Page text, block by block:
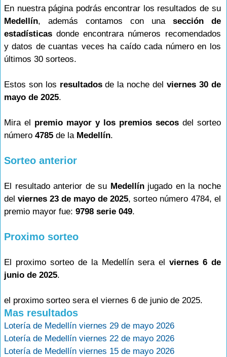
En nuestra página podrás encontrar los resultados de su
Medellín, además contamos con una sección de
estadísticas donde encontrara números recomendados
y datos de cuantas veces ha caído cada número en los
últimos 30 sorteos.
Estos son los resultadosde la noche del viernes 30 de
mayo de 2025.
Mira el premio mayor y los premios secosdel sorteo
número 4785 de la Medellín.
Sorteo anterior
El resultado anterior de su Medellínjugado en la noche
delviernes 23 de mayo de 2025, sorteo número 4784, el
premio mayor fue: 9798 serie 049.
Proximo sorteo
El proximo sorteo de la Medellín sera el viernes 6 de
junio de 2025.
el proximo sorteo sera el viernes 6 de junio de 2025.
Mas resultados
Lotería de Medellín viernes 29 de mayo 2026
Lotería de Medellín viernes 22 de mayo 2026
Lotería de Medellín viernes 15 de mayo 2026